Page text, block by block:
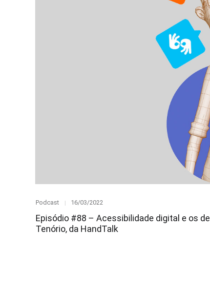
Category
Podcast
Posted
16/03/2022
Episódio #88 – Acessibilidade digital e os
Tenório, da HandTalk